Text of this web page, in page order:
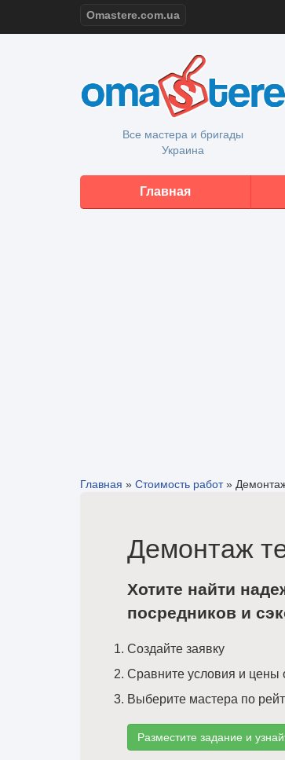
Omastere.com.ua
Все мастера и бригады
Украина
Главная
Главная » Стоимость работ»
Демонтаж
Хотите найти
посредников и
Создайте заявку
Сравните условия и цены
Выберите мастера по
Разместите задание и